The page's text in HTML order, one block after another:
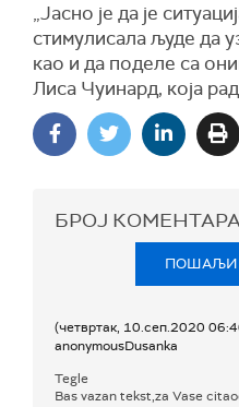
„Јасно је да је
стимулисала људе да
као и да поделе са
Лиса Чуинард, која
БРОЈ
ПОШАЉИ
(четвртак, 10.сеп.2020
anonymousDusanka
Tegle
Bas vazan tekst,za Vase